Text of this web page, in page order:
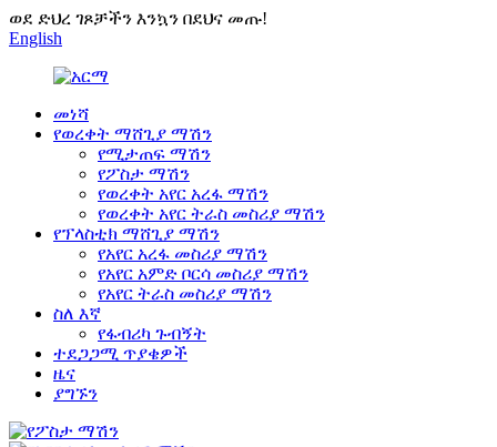
ወደ ድህረ ገጾቻችን እንኳን በደህና መጡ!
English
መነሻ
የወረቀት ማሸጊያ ማሽን
የሚታጠፍ ማሽን
የፖስታ ማሽን
የወረቀት አየር አረፋ ማሽን
የወረቀት አየር ትራስ መስሪያ ማሽን
የፕላስቲክ ማሸጊያ ማሽን
የአየር አረፋ መስሪያ ማሽን
የአየር አምድ ቦርሳ መስሪያ ማሽን
የአየር ትራስ መስሪያ ማሽን
ስለ እኛ
የፋብሪካ ጉብኝት
ተደጋጋሚ ጥያቄዎች
ዜና
ያግኙን